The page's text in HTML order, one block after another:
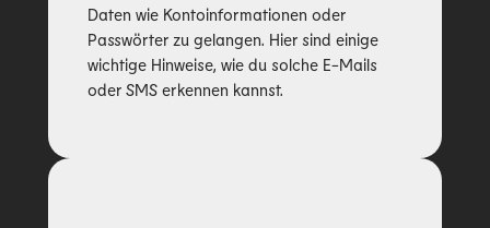
Daten wie Kontoinformationen oder
Passwörter zu gelangen. Hier sind einige
wichtige Hinweise, wie du solche E-Mails
oder SMS erkennen kannst.